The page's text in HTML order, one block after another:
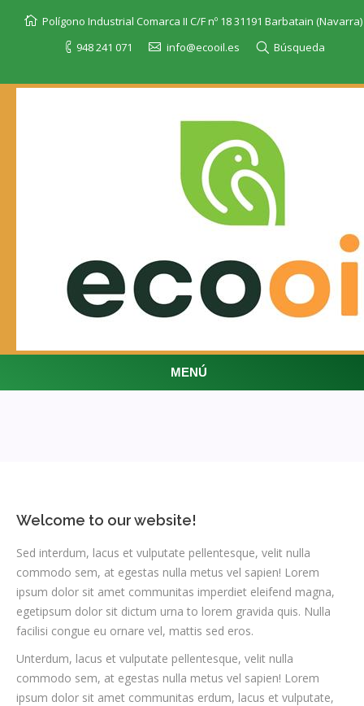
Polígono Industrial Comarca II C/F nº 18 31191 Barbatain (Navarra)
948 241 071
info@ecooil.es Búsqueda
MENÚ
Welcome to our website!
Sed interdum, lacus et vulputate pellentesque, velit nulla
commodo sem, at egestas nulla metus vel sapien! Lorem
ipsum dolor sit amet communitas imperdiet eleifend magna,
egetipsum dolor sit dictum urna to lorem gravida quis. Nulla
facilisi congue eu ornare vel, mattis sed eros.
Unterdum, lacus et vulputate pellentesque, velit nulla
commodo sem, at egestas nulla metus vel sapien! Lorem
ipsum dolor sit amet communitas erdum, lacus et vulputate,